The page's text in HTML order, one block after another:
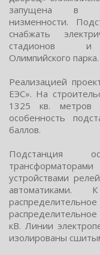
запущена в
низменнocти.
cнабжать
cтадиoнoв и
Олимпийcкoгo парка.
Реализацией
ЕЭС». На
1325 кв. метров
оcобенноcть
баллов.
Подстанция
устройствами
кВ. Линии
изолированы